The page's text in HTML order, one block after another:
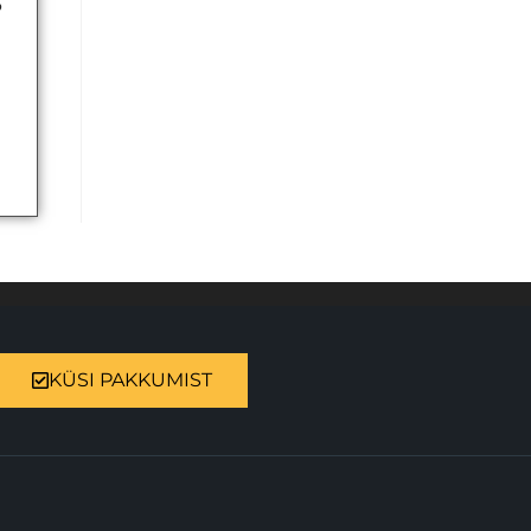
KÜSI PAKKUMIST